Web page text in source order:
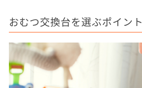
おむつ交換台を選ぶポイント